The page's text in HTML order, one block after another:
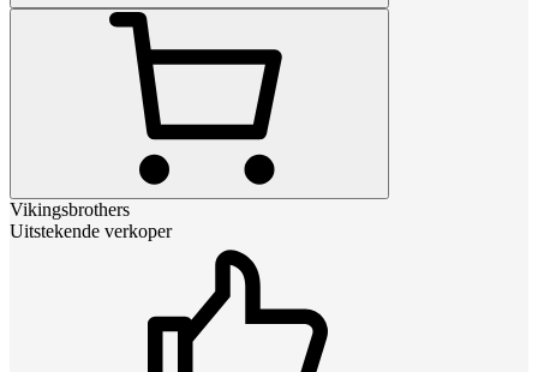
Vikingsbrothers
Uitstekende verkoper